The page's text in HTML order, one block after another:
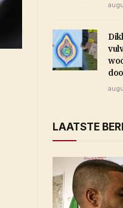
LAATSTE